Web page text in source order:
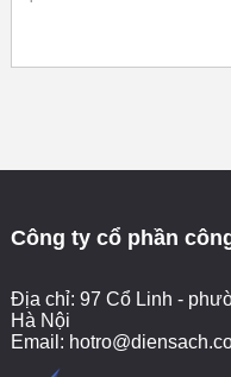
Công ty cổ phần
Địa chỉ: 97 Cổ Linh -
Hà Nội
Email: